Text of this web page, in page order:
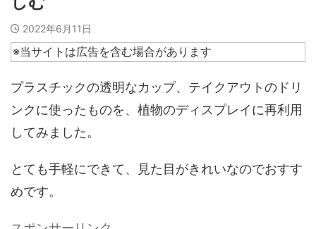
2022年6月11日
※当サイトは広告を含む場合があります
プラスチックの透明なカップ、テイクアウトのドリ
ンクに使ったものを、植物のディスプレイに再利用
してみました。
とても手軽にできて、見た目がきれいなのでおすす
めです。